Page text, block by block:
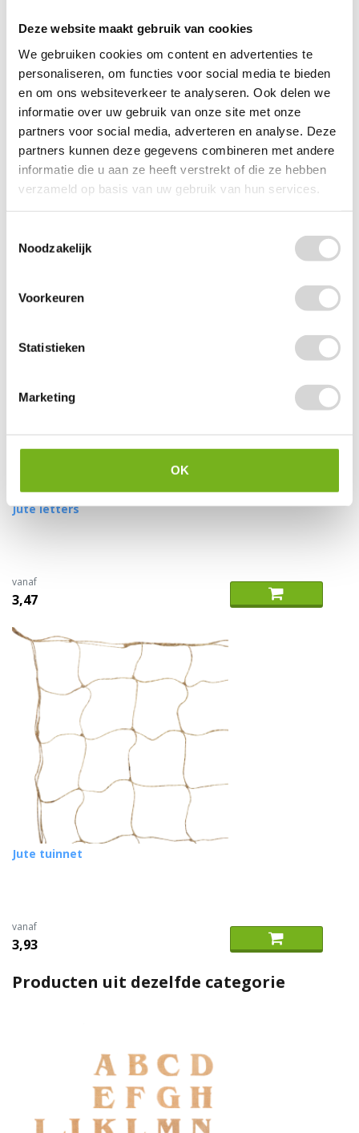
Deze website maakt gebruik van cookies
We gebruiken cookies om content en advertenties te
personaliseren, om functies voor social media te bieden
en om ons websiteverkeer te analyseren. Ook delen we
informatie over uw gebruik van onze site met onze
partners voor social media, adverteren en analyse. Deze
partners kunnen deze gegevens combineren met andere
informatie die u aan ze heeft verstrekt of die ze hebben
verzameld op basis van uw gebruik van hun services.
Noodzakelijk
Voorkeuren
Statistieken
Marketing
OK
Jute placemats
(1)
1,95
Jute letters
vanaf
3,47
Jute tuinnet
vanaf
3,93
Producten uit dezelfde categorie